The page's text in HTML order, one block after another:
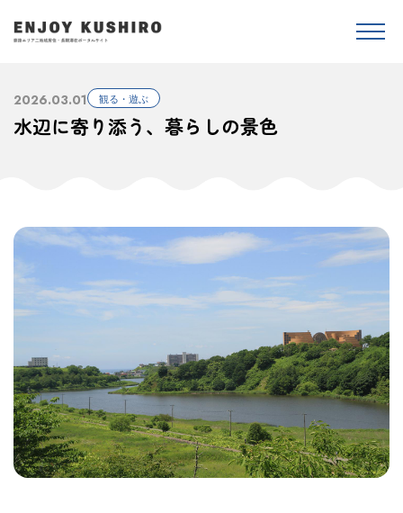
2026.03.01 観る・遊ぶ
水辺に寄り添う、暮らしの景色